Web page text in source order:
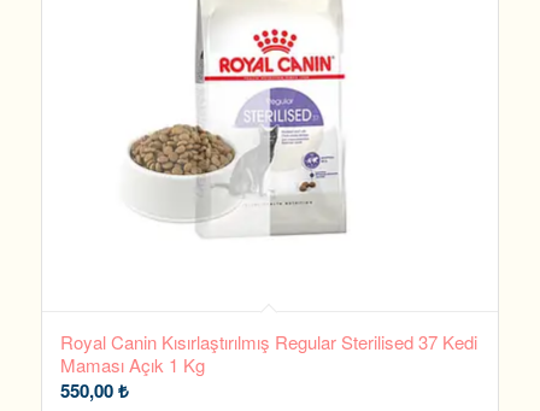
Royal Canin Kısırlaştırılmış Regular Sterilised 37 Kedi
Maması Açık 1 Kg
550,00₺